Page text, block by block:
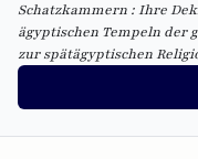
Schatzkammern : Ihre
ägyptischen Tempeln der
zur spätägyptischen